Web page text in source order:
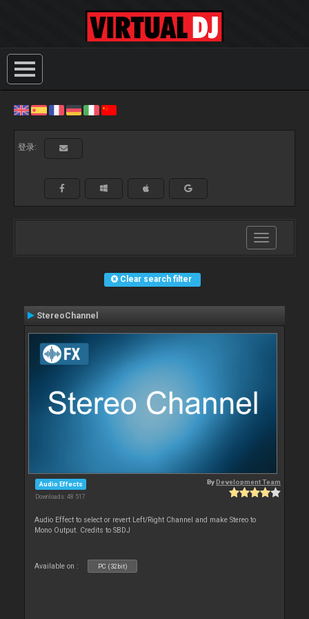
登录:
Toggle
navigation
Clear search filter
StereoChannel
Audio Effects
Downloads: 48 517
ByDevelopment Team
Audio Effect to select or revert Left/Right Channel and make Stereo to
Mono Output. Credits to SBDJ
Available on : PC (32bit)